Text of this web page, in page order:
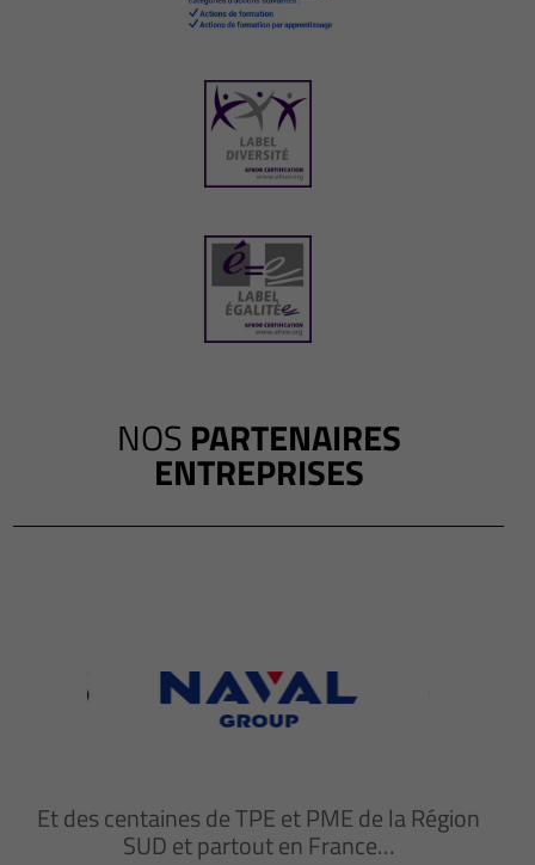
NOS PARTENAIRES
ENTREPRISES
Et des centaines de TPE et PME de la Région
SUD et partout en France…